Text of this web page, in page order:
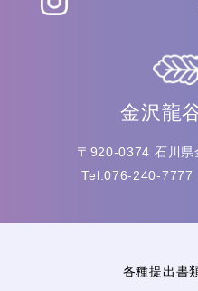
金沢龍
〒920-0374 石川県
Tel.076-240-
各種提出書